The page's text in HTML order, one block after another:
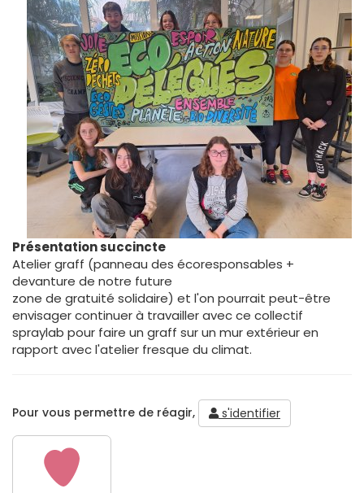
Présentation succincte
Atelier graff (panneau des écoresponsables +
devanture de notre future
zone de gratuité solidaire) et l'on pourrait peut-être
envisager continuer à travailler avec ce collectif
spraylab pour faire un graff sur un mur extérieur en
rapport avec l'atelier fresque du climat.
Pour vous permettre de réagir, s'identifier